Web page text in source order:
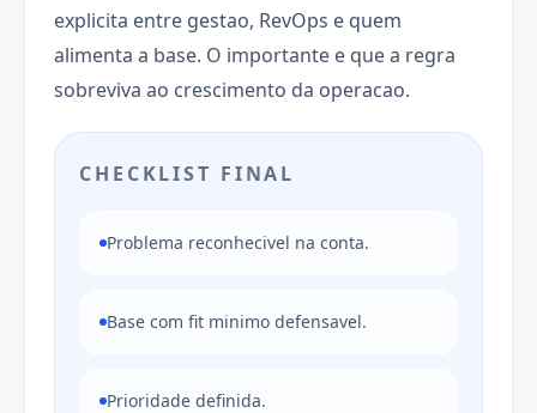
explicita entre gestao, RevOps e quem
alimenta a base. O importante e que a regra
sobreviva ao crescimento da operacao.
CHECKLIST FINAL
Problema reconhecivel na conta.
Base com fit minimo defensavel.
Prioridade definida.